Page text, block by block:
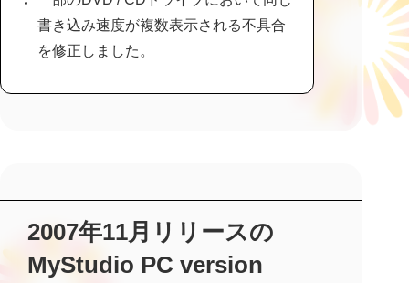
書き込み速度が複数表示される不具合
を修正しました。
2007年11月リリースの
MyStudio PC version